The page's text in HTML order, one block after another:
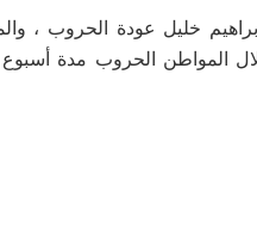
خليل عودة الحروب ،
المواطن الحروب مدة